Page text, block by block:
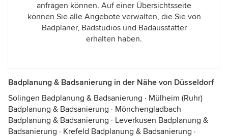
anfragen können. Auf einer Übersichtsseite
können Sie alle Angebote verwalten, die Sie von
Badplaner, Badstudios und Badausstatter
erhalten haben.
Badplanung & Badsanierung in der Nähe von Düsseldorf
Solingen Badplanung & Badsanierung · Mülheim (Ruhr)
Badplanung & Badsanierung · Mönchengladbach
Badplanung & Badsanierung · Leverkusen Badplanung &
Badsanierung · Krefeld Badplanung & Badsanierung ·